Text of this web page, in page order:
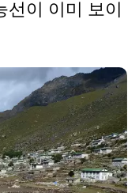
이 이미 보이